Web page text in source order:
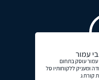
עמור
עמור עוסק בתחום
ומעניק ללקוחותיו סל
קורת ג